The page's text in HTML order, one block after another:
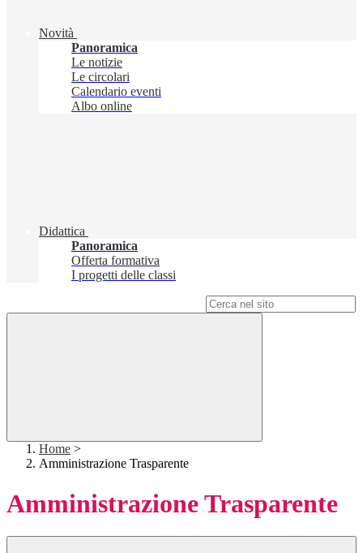
Novità
Panoramica
Le notizie
Le circolari
Calendario eventi
Albo online
Didattica
Panoramica
Offerta formativa
I progetti delle classi
Home >
Amministrazione Trasparente
Amministrazione Trasparente